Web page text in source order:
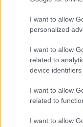
I want to allow
personalized
I want to allow
related to
device identifiers
I want to allow
related to
I want to allow
Mindössze 214-
ahol egyetlen